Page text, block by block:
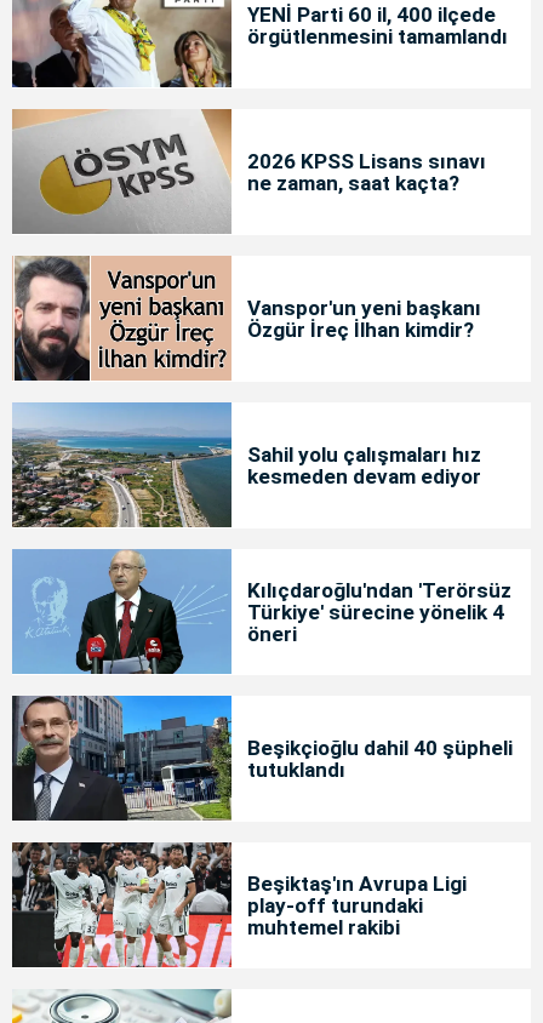
YENİ Parti 60 il, 400 ilçede
örgütlenmesini tamamlandı
2026 KPSS Lisans sınavı
ne zaman, saat kaçta?
Vanspor'un yeni başkanı
Özgür İreç İlhan kimdir?
Sahil yolu çalışmaları hız
kesmeden devam ediyor
Kılıçdaroğlu'ndan 'Terörsüz
Türkiye' sürecine yönelik 4
öneri
Beşikçioğlu dahil 40 şüpheli
tutuklandı
Beşiktaş'ın Avrupa Ligi
play-off turundaki
muhtemel rakibi